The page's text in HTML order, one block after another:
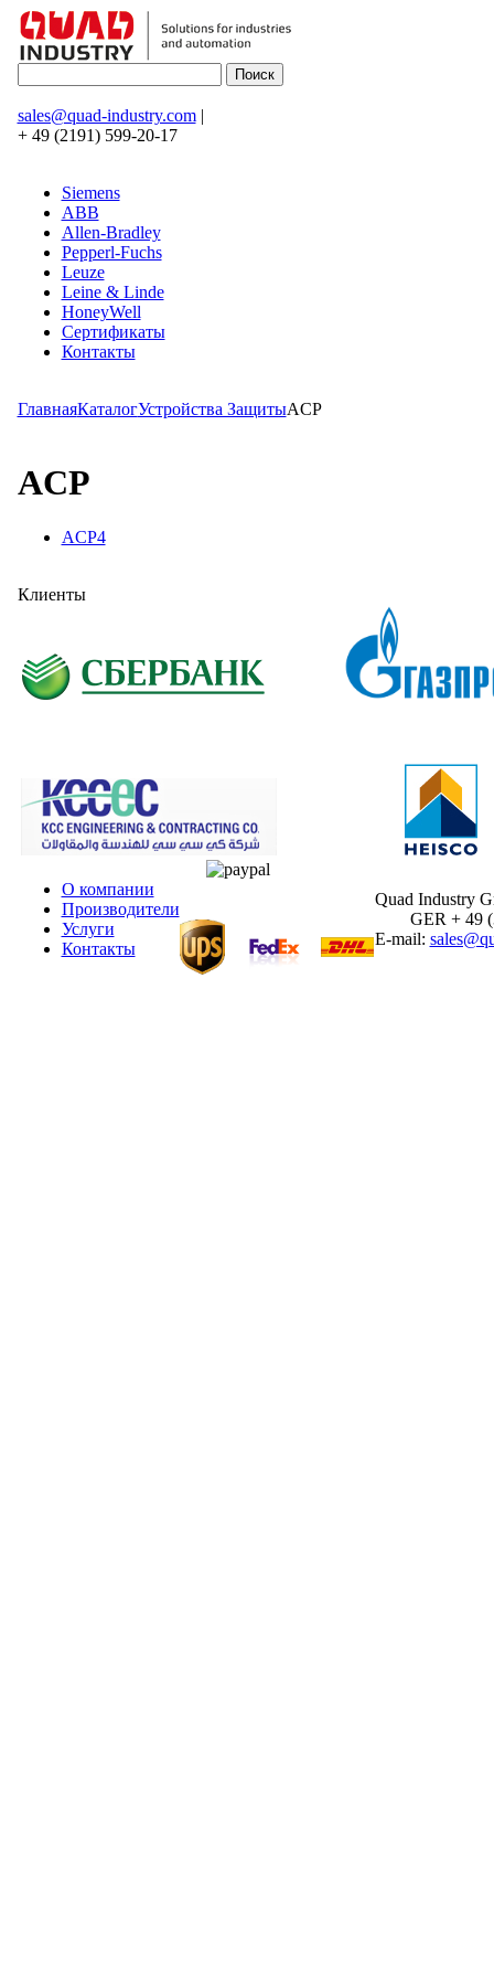
sales@quad-industry.com|
+ 49 (2191) 599-20-17
Siemens
ABB
Allen-Bradley
Pepperl-Fuchs
Leuze
Leine & Linde
HoneyWell
Сертификаты
Контакты
ГлавнаяКаталогУстройства ЗащитыACP
ACP
ACP4
Клиенты
О компании
Производители
Услуги
Контакты
Quad Industry
GER + 49
E-mail: